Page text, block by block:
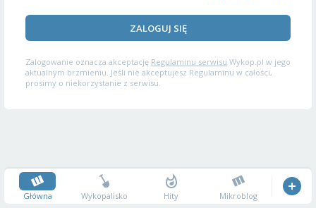
ZALOGUJ SIĘ
Zalogowanie oznacza akceptację Regulaminu serwisu Wykop.pl w jego
aktualnym brzmieniu. Jeśli nie akceptujesz Regulaminu w całości,
prosimy o niekorzystanie z serwisu.
Główna Wykopalisko Hity Mikroblog